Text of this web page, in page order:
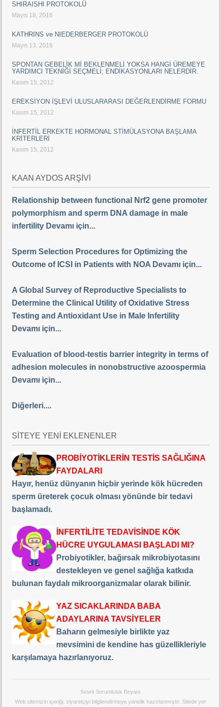
SHIRAISHI PROTOKOLÜ
Mayıs 18, 2016
KATHRINS ve NIEDERBERGER PROTOKOLÜ
Mayıs 13, 2016
SPONTAN GEBELİK Mİ BEKLENMELİ YOKSA HANGİ ÜREMEYE
YARDIMCI TEKNİĞİ SEÇMELİ; ENDİKASYONLARI NELERDİR.
Kasım 15, 2012
EREKSİYON İŞLEVİ ULUSLARARASI DEĞERLENDİRME FORMU
Kasım 15, 2012
İNFERTİL ERKEKTE HORMONAL STİMÜLASYONA BAŞLAMA
KRİTERLERİ
Kasım 15, 2012
KAAN AYDOS ARŞİVİ
Relationship between functional Nrf2 gene promoter
polymorphism and sperm DNA damage in male
infertility Devamı için...
Sperm Selection Procedures for Optimizing the
Outcome of ICSI in Patients with NOA Devamı için...
A Global Survey of Reproductive Specialists to
Determine the Clinical Utility of Oxidative Stress
Testing and Antioxidant Use in Male Infertility
Devamı için...
Evaluation of blood-testis barrier integrity in terms of
adhesion molecules in nonobstructive azoospermia
Devamı için...
Diğerleri....
SİTEYE YENİ EKLENENLER
PROBİYOTİKLERİN TESTİS SAĞLIĞINA
FAYDALARI
Hayır, henüz dünyanın hiçbir yerinde kök hücreden
sperm üreterek çocuk olması yönünde bir tedavi
başlamadı.
İNFERTİLİTE TEDAVİSİNDE KÖK
HÜCRE UYGULAMASI BAŞLADI MI?
Probiyotikler, bağırsak mikrobiyotasını
destekleyen ve genel sağlığa katkıda
bulunan faydalı mikroorganizmalar olarak bilinir.
YAZ SICAKLARINDA BABA
ADAYLARINA TAVSİYELER
Baharın gelmesiyle birlikte yaz
mevsimini de kendine has güzellikleriyle
karşılamaya hazırlanıyoruz.
Sınırlı Sorumluluk Beyanı
Web sitemizin içeriği, ziyaretçiyi bilgilendirmeye yönelik hazırlanmıştır. Sitede yer